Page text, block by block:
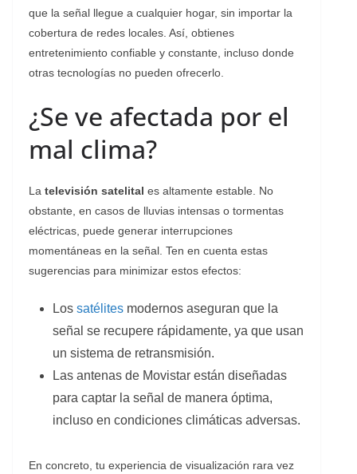
que la señal llegue a cualquier hogar, sin importar la
cobertura de redes locales. Así, obtienes
entretenimiento confiable y constante, incluso donde
otras tecnologías no pueden ofrecerlo.
¿Se ve afectada por el
mal clima?
La televisión satelital es altamente estable. No
obstante, en casos de lluvias intensas o tormentas
eléctricas, puede generar interrupciones
momentáneas en la señal. Ten en cuenta estas
sugerencias para minimizar estos efectos:
Los satélites modernos aseguran que la
señal se recupere rápidamente, ya que usan
un sistema de retransmisión.
Las antenas de Movistar están diseñadas
para captar la señal de manera óptima,
incluso en condiciones climáticas adversas.
En concreto, tu experiencia de visualización rara vez